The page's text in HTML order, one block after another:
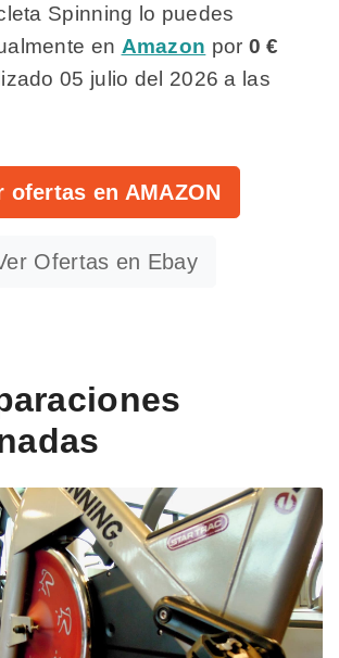
Spinning lo puedes
en Amazon por 0 €
05 julio del 2026 a las
ofertas en AMAZON
Ofertas en Ebay